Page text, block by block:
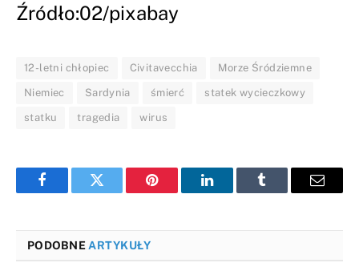
Źródło:02/pixabay
12-letni chłopiec Civitavecchia Morze Śródziemne
Niemiec Sardynia śmierć statek wycieczkowy
statku tragedia wirus
FacebookTwitter Pinterest LinkedInTumblr Email
PODOBNE ARTYKUŁY